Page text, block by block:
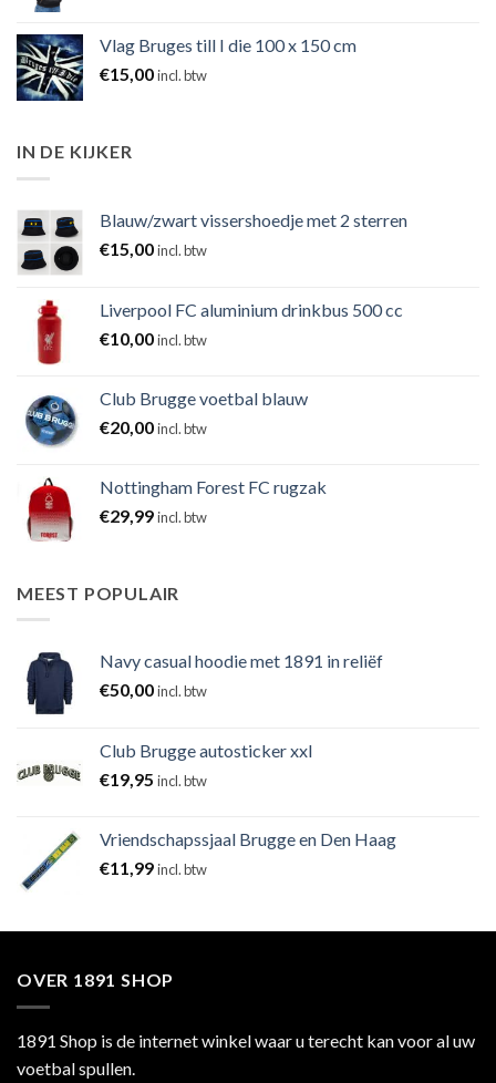
Vlag Bruges till I die 100 x 150 cm
€15,00incl. btw
IN DE KIJKER
Blauw/zwart vissershoedje met 2 sterren
€15,00incl. btw
Liverpool FC aluminium drinkbus 500 cc
€10,00incl. btw
Club Brugge voetbal blauw
€20,00incl. btw
Nottingham Forest FC rugzak
€29,99incl. btw
MEEST POPULAIR
Navy casual hoodie met 1891 in reliëf
€50,00incl. btw
Club Brugge autosticker xxl
€19,95 incl. btw
Vriendschapssjaal Brugge en Den Haag
€11,99incl. btw
OVER 1891 SHOP
1891 Shop is de internet winkel waar u terecht kan voor al uw
voetbal spullen.